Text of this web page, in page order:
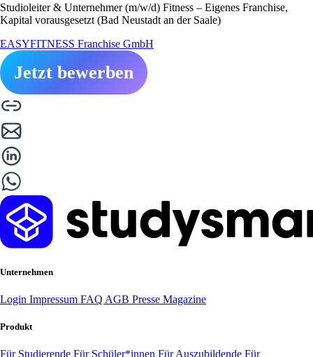
Studioleiter & Unternehmer (m/w/d) Fitness – Eigenes Franchise,
Kapital vorausgesetzt (Bad Neustadt an der Saale)
EASYFITNESS Franchise GmbH
Jetzt bewerben
Unternehmen
Login Impressum FAQ AGB Presse Magazine
Produkt
Für Studierende Für Schüler*innen Für Auszubildende Für